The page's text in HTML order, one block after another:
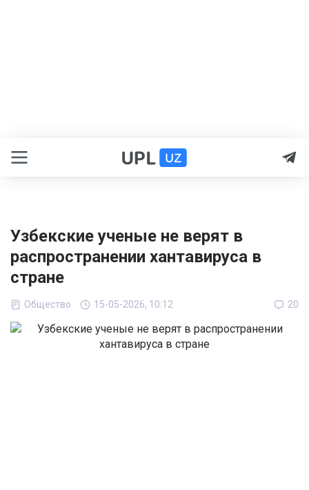
Узбекские ученые не верят в
распространении хантавируса в
стране
Общество 15-05-2026, 10:12 20